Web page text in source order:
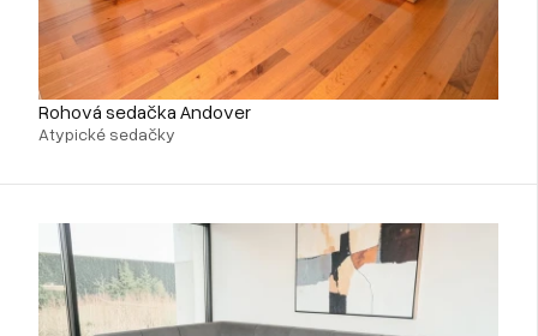
Rohová sedačka Andover
Atypické sedačky